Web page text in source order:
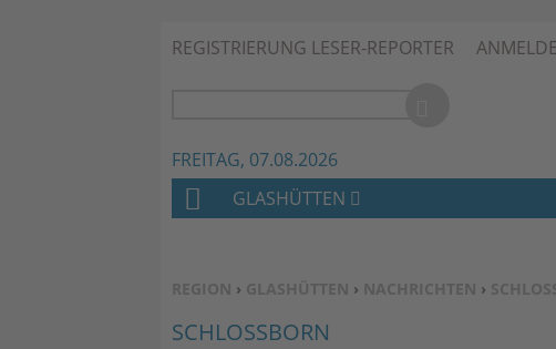
REGISTRIERUNG LESER-REPORTER
FREITAG, 07.08.2026
SIE BEFINDEN SICH HIER:
REGION › GLASHÜTTEN › NACHRICHTEN ›
SCHLOSSBORN
H
M
E
GLASHÜTTEN